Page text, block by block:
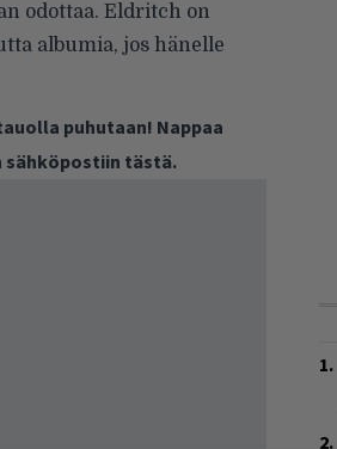
odottaa. Eldritch on
albumia, jos hänelle
puhutaan! Nappaa
sähköpostiin tästä.